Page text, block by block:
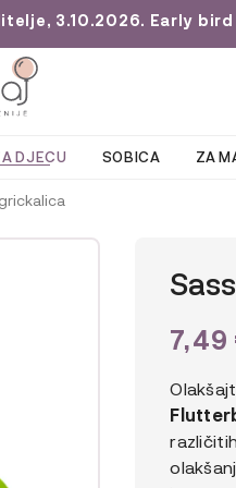
3.10.2026. Early
DJECU SOBICA ZA
7,49